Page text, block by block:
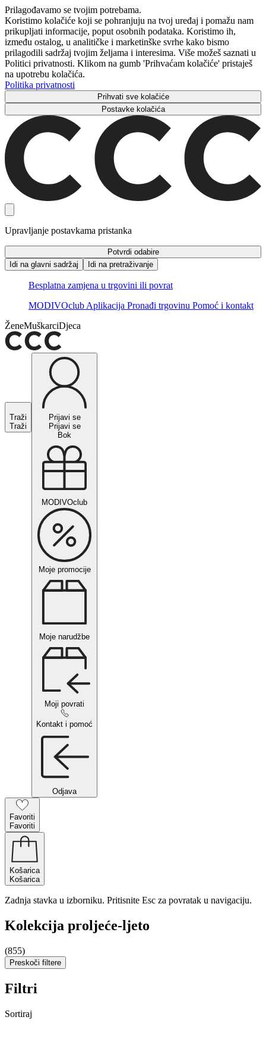
Prilagođavamo se tvojim potrebama.
Koristimo kolačiće koji se pohranjuju na tvoj uređaj i pomažu nam
prikupljati informacije, poput osobnih podataka. Koristimo ih,
između ostalog, u analitičke i marketinške svrhe kako bismo
prilagodili sadržaj tvojim željama i interesima. Više možeš saznati u
Politici privatnosti. Klikom na gumb 'Prihvaćam kolačiće' pristaješ
na upotrebu kolačića.
Politika privatnosti
Prihvati sve kolačiće
Postavke kolačića
Upravljanje postavkama pristanka
Potvrdi odabire
Idi na glavni sadržaj
Idi na pretraživanje
Besplatna zamjena u trgovini ili povrat
MODIVOclub Aplikacija Pronađi trgovinu Pomoć i kontakt
ŽeneMuškarciDjeca
Traži
Traži
Prijavi se
Prijavi se
Bok
MODIVOclub
Moje promocije
Moje narudžbe
Moji povrati
Kontakt i pomoć
Odjava
Favoriti
Favoriti
Košarica
Košarica
Zadnja stavka u izborniku. Pritisnite Esc za povratak u navigaciju.
Kolekcija proljeće-ljeto
(855)
Preskoči filtere
Filtri
Sortiraj